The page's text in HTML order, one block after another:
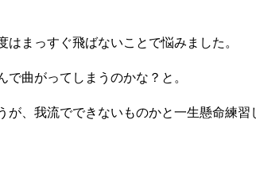
まっすぐ飛ばないことで悩みました。
曲がってしまうのかな？と。
が、我流でできないものかと一生懸命練習